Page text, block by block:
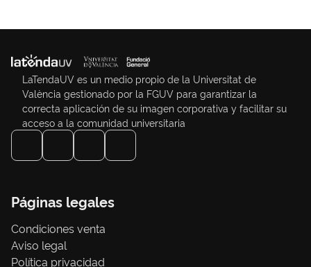
LaTendaUV es un medio propio de la Universitat de
València gestionado por la FGUV para garantizar la
correcta aplicación de su imagen corporativa y facilitar su
acceso a la comunidad universitaria
Páginas legales
Condiciones venta
Aviso legal
Política privacidad